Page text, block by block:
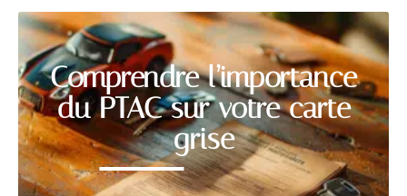
Comprendre l’importance
du PTAC sur votre carte
grise